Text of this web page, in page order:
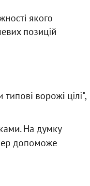
якого
позицій
ворожі цілі",
На думку
допоможе